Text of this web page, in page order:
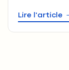
Lire l'article